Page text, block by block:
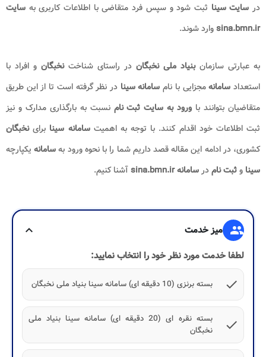
در سایت سینا ثبت شود و سپس فرد متقاضی با اطلاعات کاربری به سایت
sina.bmn.irوارد شوند.
به عبارتی سازمانبنیاد ملی نخبگان در راستای شناختنخبگان و افراد با
استعداد سامانهمجزایی با نام سامانه سینا در نظر گرفته است تا از این طریق
متقاضیان بتوانند با ورود به سایت ثبت نام نسبت به بارگذاری مدارک و نیز
ثبت اطلاعات خود اقدام کنند. با توجه به اهمیتسامانه سینا براینخبگان
کشوری، در ادامه این مقاله قصد داریم شما را با نحوه ورود بهسامانه یکپارچه
سینا وثبت نامدرسامانه sina.bmn.ir آشنا کنیم.
group میز خدمت
expand_more
لطفا خدمت مورد نظر خود را انتخاب نمایید:
check
بسته برنزی (10 دقیقه ای) سامانه سینا بنیاد ملی نخبگان
check
بسته نقره ای (20 دقیقه ای) سامانه سینا بنیاد ملی
نخبگان